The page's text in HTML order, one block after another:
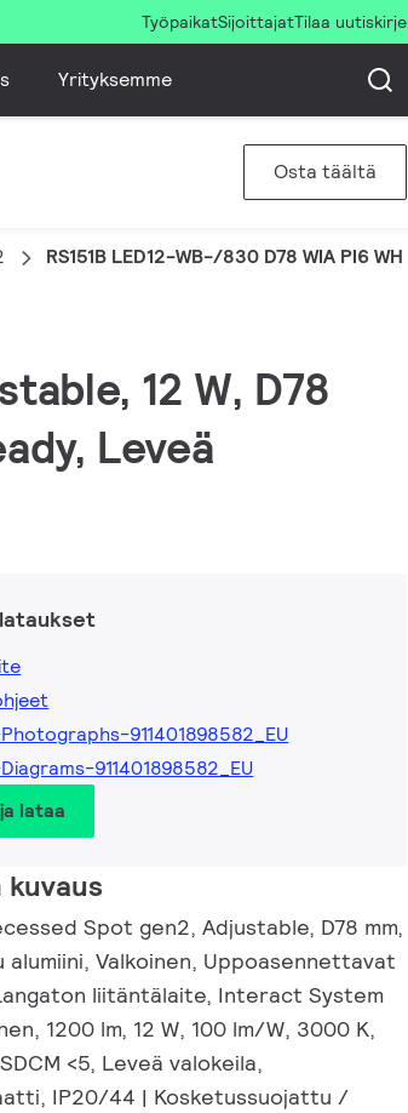
TyöpaikatSijoittajatTilaa uutiskirje
Yrityksemme
Osta täältä
RS151B LED12-WB-/830 D78 WIA PI6 WH
12 W, D78
Leveä
911401898582_EU
911401898582_EU
lataa
Spot gen2, Adjustable, D78 mm,
alumiini, Valkoinen, Uppoasennettavat
liitäntälaite, Interact System
1200 lm, 12 W, 100 lm/W, 3000 K,
<5, Leveä valokeila,
IP20/44 | Kosketussuojattu /